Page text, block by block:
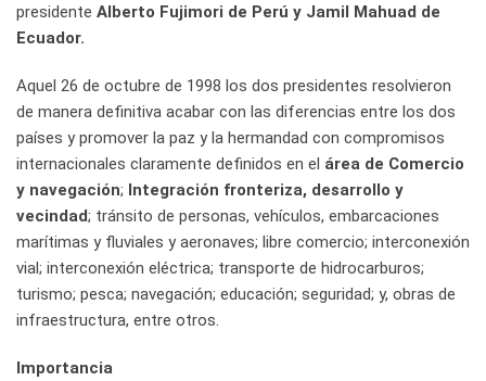
presidente Alberto Fujimori de Perú y Jamil Mahuad de
Ecuador.
Aquel 26 de octubre de 1998 los dos presidentes resolvieron
de manera definitiva acabar con las diferencias entre los dos
países y promover la paz y la hermandad con compromisos
internacionales claramente definidos en el área de Comercio
y navegación; Integración fronteriza, desarrollo y
vecindad; tránsito de personas, vehículos, embarcaciones
marítimas y fluviales y aeronaves; libre comercio; interconexión
vial; interconexión eléctrica; transporte de hidrocarburos;
turismo; pesca; navegación; educación; seguridad; y, obras de
infraestructura, entre otros.
Importancia